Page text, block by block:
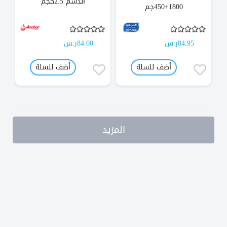
1800+450جم
84.95ر.س
أضف للسلة
84.00ر.س
أضف للسلة
المزيد